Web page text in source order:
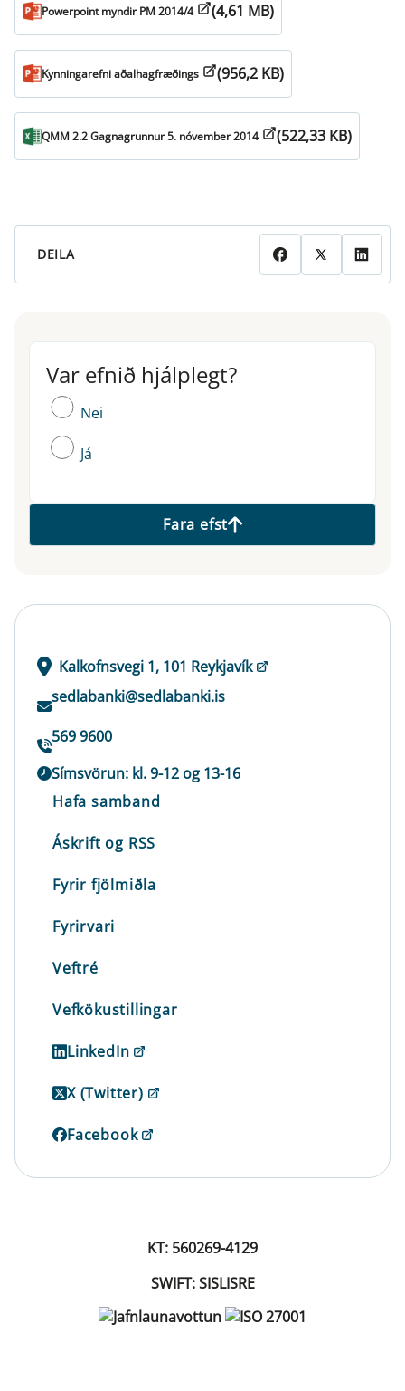
Powerpoint myndir PM 2014/4 (4,61 MB)
Kynningarefni aðalhagfræðings (956,2 KB)
QMM 2.2 Gagnagrunnur 5. nóvember 2014 (522,33 KB)
DEILA
Var efnið hjálplegt?
Var efnið hjálplegt?
Nei
Já
Fara efst
Kalkofnsvegi 1, 101 Reykjavík
sedlabanki@sedlabanki.is
569 9600
Símsvörun: kl. 9-12 og 13-16
Hafa samband
Áskrift og RSS
Fyrir fjölmiðla
Fyrirvari
Veftré
Vefkökustillingar
LinkedIn
X (Twitter)
Facebook
KT: 560269-4129
SWIFT: SISLISRE